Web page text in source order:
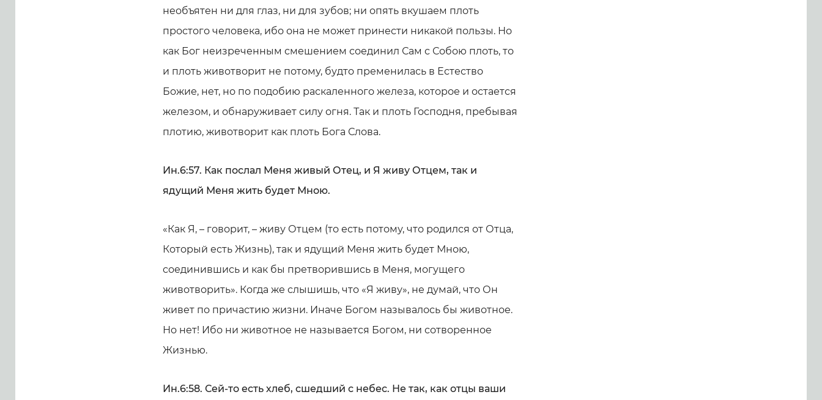
необъятен ни для глаз, ни для зубов; ни опять вкушаем плоть
простого человека, ибо она не может принести никакой пользы. Но
как Бог неизреченным смешением соединил Сам с Собою плоть, то
и плоть животворит не потому, будто пременилась в Естество
Божие, нет, но по подобию раскаленного железа, которое и остается
железом, и обнаруживает силу огня. Так и плоть Господня, пребывая
плотию, животворит как плоть Бога Слова.
Ин.6:57. Как послал Меня живый Отец, и Я живу Отцем, так и
ядущий Меня жить будет Мною.
«Как Я, – говорит, – живу Отцем (то есть потому, что родился от Отца,
Который есть Жизнь), так и ядущий Меня жить будет Мною,
соединившись и как бы претворившись в Меня, могущего
животворить». Когда же слышишь, что «Я живу», не думай, что Он
живет по причастию жизни. Иначе Богом называлось бы животное.
Но нет! Ибо ни животное не называется Богом, ни сотворенное
Жизнью.
Ин.6:58. Сей-то есть хлеб, сшедший с небес. Не так, как отцы ваши